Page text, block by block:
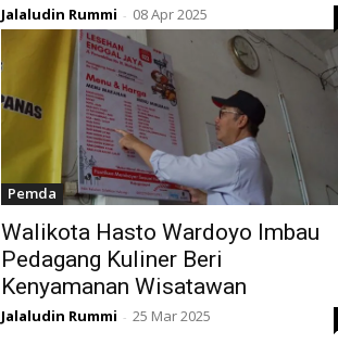
Jalaludin Rummi - 08 Apr 2025
Pemda
Walikota Hasto Wardoyo Imbau
Pedagang Kuliner Beri
Kenyamanan Wisatawan
Jalaludin Rummi - 25 Mar 2025